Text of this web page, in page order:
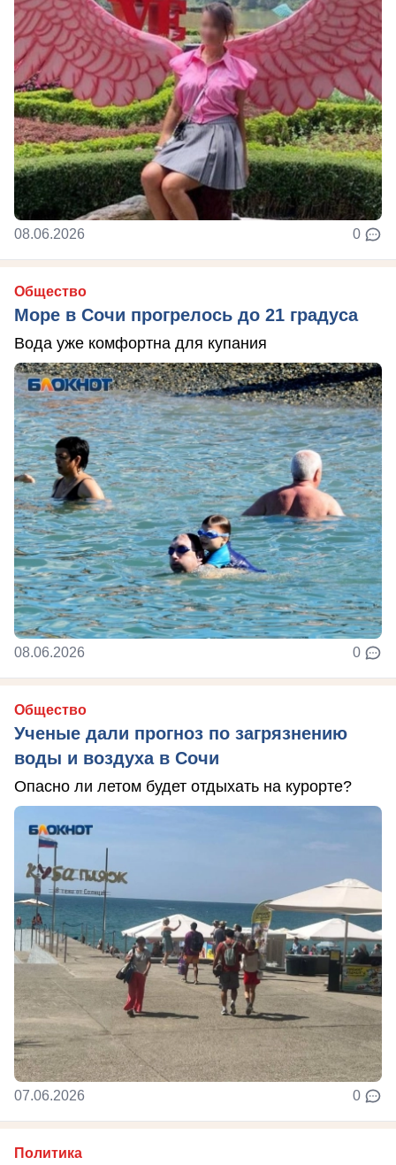
08.06.2026 0
Общество
Море в Сочи прогрелось до 21 градуса
Вода уже комфортна для купания
08.06.2026 0
Общество
Ученые дали прогноз по загрязнению
воды и воздуха в Сочи
Опасно ли летом будет отдыхать на курорте?
07.06.2026 0
Политика